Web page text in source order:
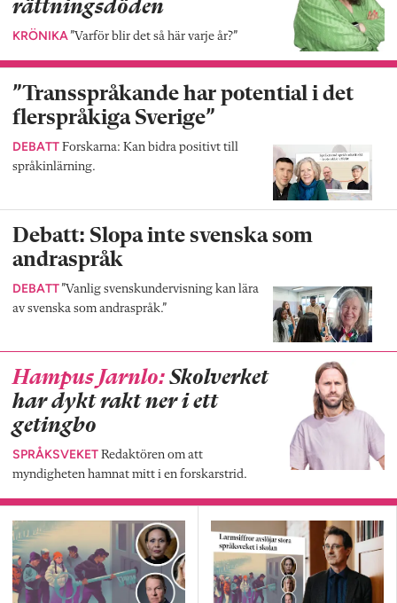
rättningsdöden
KRÖNIKA”Varför blir det så här varje år?”
”Transspråkande har potential i det
flerspråkiga Sverige”
DEBATT Forskarna: Kan bidra positivt till
språkinlärning.
Debatt: Slopa inte svenska som
andraspråk
DEBATT”Vanlig svenskundervisning kan lära
av svenska som andraspråk.”
Hampus Jarnlo: Skolverket
har dykt rakt ner i ett
getingbo
SPRÅKSVEKET Redaktören om att
myndigheten hamnat mitt i en forskarstrid.